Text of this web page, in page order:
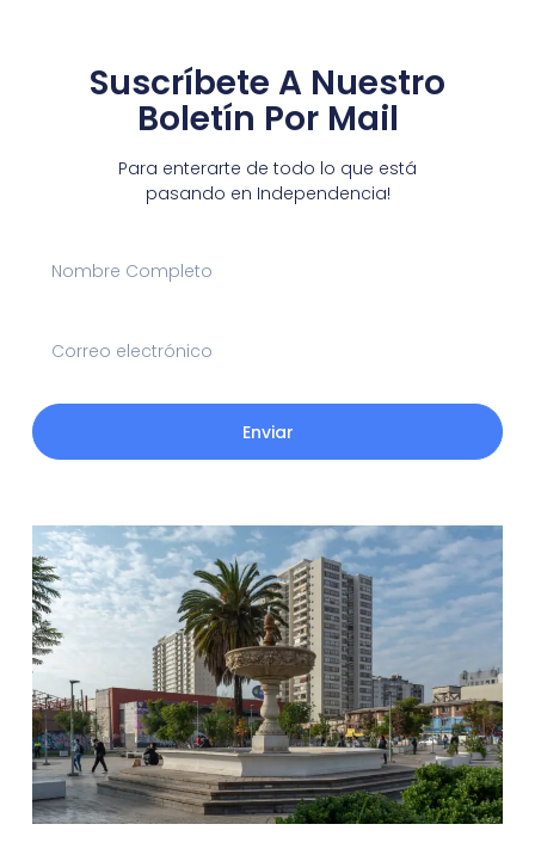
Suscríbete A Nuestro
Boletín Por Mail
Para enterarte de todo lo que está
pasando en Independencia!
Enviar